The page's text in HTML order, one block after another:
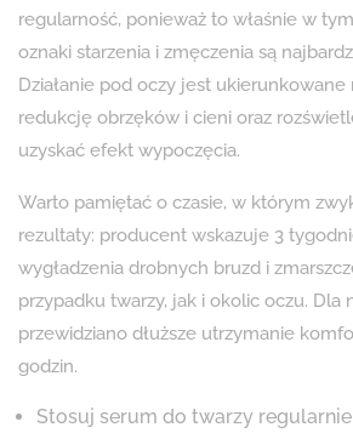
regularność, ponieważ to właśnie w
oznaki starzenia i zmęczenia są
Działanie pod oczy jest ukierunkowane
redukcję obrzęków i cieni oraz
uzyskać efekt wypoczęcia.
Warto pamiętać o czasie, w którym
rezultaty: producent wskazuje 3
wygładzenia drobnych bruzd i
przypadku twarzy, jak i okolic oczu. Dla
przewidziano dłuższe utrzymanie
godzin.
Stosuj serum do twarzy